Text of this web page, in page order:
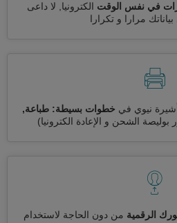
في نفس الوقت الكترونيا, لا داعى
مرارا و تكرارا
نيوي في خطوات بسيطة: طباعة,
بوليصة الشحن و الإعادة الكترونيا)
الرقمية من دون الحاجة لاستخدام